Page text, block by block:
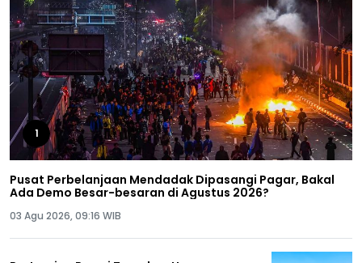
1
Pusat Perbelanjaan Mendadak Dipasangi Pagar, Bakal
Ada Demo Besar-besaran di Agustus 2026?
03 Agu 2026, 09:16 WIB